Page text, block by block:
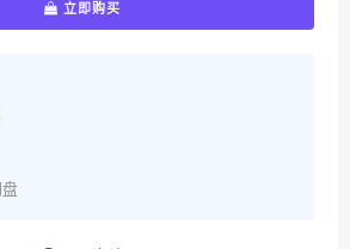
立即购买
盘